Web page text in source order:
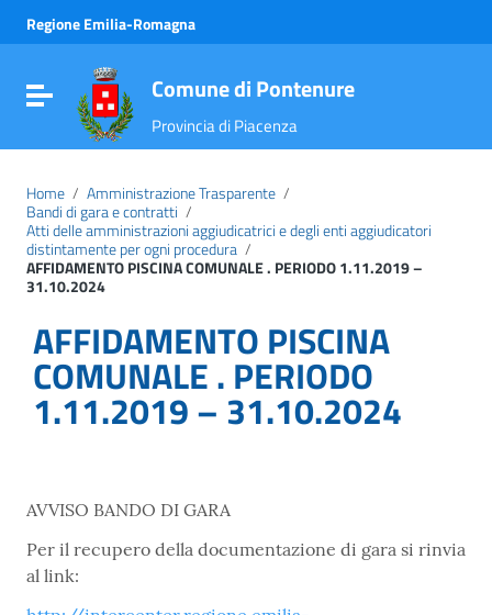
Vai al menu di navigazione
Vai al footer
Regione Emilia-Romagna
Attiva / disattiva la navigazione
Comune di Pontenure
Provincia di Piacenza
Home / Amministrazione Trasparente /
Bandi di gara e contratti /
Atti delle amministrazioni aggiudicatrici e degli enti aggiudicatori
distintamente per ogni procedura /
AFFIDAMENTO PISCINA COMUNALE . PERIODO 1.11.2019 –
31.10.2024
AFFIDAMENTO PISCINA
COMUNALE . PERIODO
1.11.2019 – 31.10.2024
AVVISO BANDO DI GARA
Per il recupero della documentazione di gara si rinvia
al link: